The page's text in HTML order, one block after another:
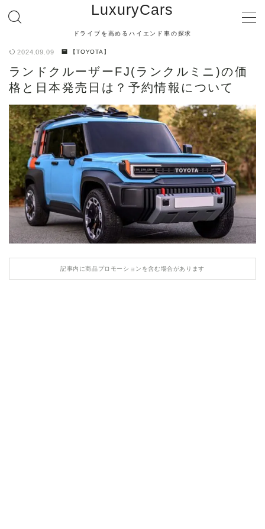
LuxuryCars
ドライブを高めるハイエンド車の探求
【TOYOTA】
【LEXUS】
【MERCEDES BENZ】
【BMW】
【AUDI】
【PORSCHE】
HONDA
2024.09.09 【TOYOTA】
ランドクルーザーFJ(ランクルミニ)の価
格と日本発売日は？予約情報について
記事内に商品プロモーションを含む場合があります